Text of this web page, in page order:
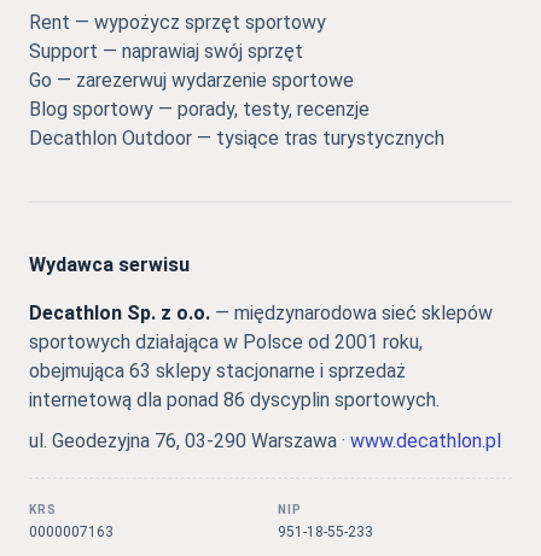
Rent — wypożycz sprzęt sportowy
Support — naprawiaj swój sprzęt
Go — zarezerwuj wydarzenie sportowe
Blog sportowy — porady, testy, recenzje
Decathlon Outdoor — tysiące tras turystycznych
Wydawca serwisu
Decathlon Sp. z o.o. — międzynarodowa sieć sklepów
sportowych działająca w Polsce od 2001 roku,
obejmująca 63 sklepy stacjonarne i sprzedaż
internetową dla ponad 86 dyscyplin sportowych.
ul. Geodezyjna 76, 03-290 Warszawa · www.decathlon.pl
KRS
0000007163
NIP
951-18-55-233